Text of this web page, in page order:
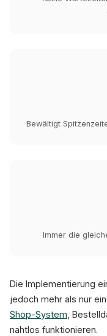
Bewältigt
Immer die
Die Implementierung
jedoch mehr als nur
Shop-System ,
nahtlos funktionieren.